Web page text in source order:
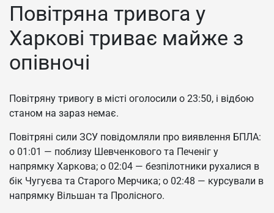
Повітряна тривога у
Харкові триває майже з
опівночі
Повітряну тривогу в місті оголосили о 23:50, і відбою
станом на зараз немає.
Повітряні сили ЗСУ повідомляли про виявлення БПЛА:
о 01:01 — поблизу Шевченкового та Печеніг у
напрямку Харкова; о 02:04 — безпілотники рухалися в
бік Чугуєва та Старого Мерчика; о 02:48 — курсували в
напрямку Вільшан та Пролісного.